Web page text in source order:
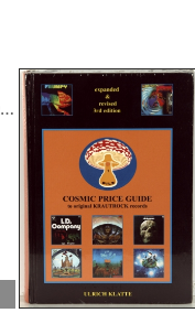
– RARE RECORD PRICE GUIDE 2006